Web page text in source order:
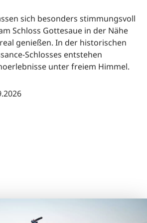
sich besonders stimmungsvoll
Schloss Gottesaue in der Nähe
genießen. In der historischen
Schlosses entstehen
unter freiem Himmel.